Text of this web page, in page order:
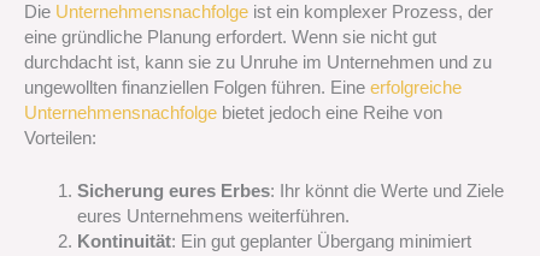
Die Unternehmensnachfolge ist ein komplexer Prozess, der
eine gründliche Planung erfordert. Wenn sie nicht gut
durchdacht ist, kann sie zu Unruhe im Unternehmen und zu
ungewollten finanziellen Folgen führen. Eine erfolgreiche
Unternehmensnachfolge bietet jedoch eine Reihe von
Vorteilen:
Sicherung eures Erbes: Ihr könnt die Werte und Ziele
eures Unternehmens weiterführen.
Kontinuität: Ein gut geplanter Übergang minimiert